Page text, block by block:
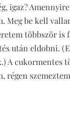
igaz?
Meg be kell
többször is
után eldobni.
A cukormentes
régen